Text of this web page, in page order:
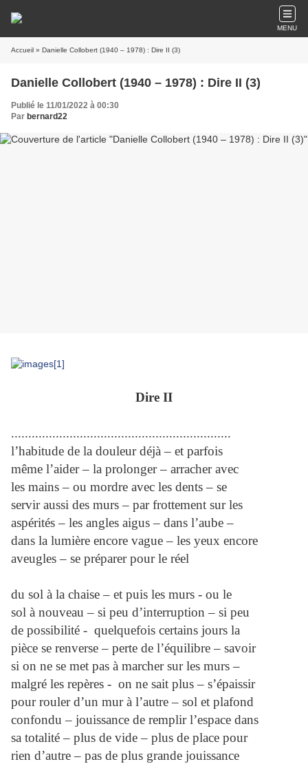
MENU
Accueil » Danielle Collobert (1940 – 1978) : Dire II (3)
Danielle Collobert (1940 – 1978) : Dire II (3)
Publié le 11/01/2022 à 00:30
Par bernard22
Dire II
................................................................
l’habitude de la douleur déjà – et parfois
même l’aider – la prolonger – arracher avec
les mains – ou mordre avec les dents – se
servir aussi des murs – par frottement sur les
aspérités – les angles aigus – dans l’aube –
dans la lumière encore vague – les yeux encore
aveugles – se préparer pour le réel
du sol à la chaise – et puis les murs - ou le
sol à nouveau – si peu d’interruption – si peu
de possibilité - quelquefois certains jours la
pièce se renverse – perte de l’équilibre – savoir
si on ne se met pas à marcher sur les murs –
malgré les repères - on ne sait plus – s’épaissir
pour rouler d’un mur à l’autre – sol et plafond
confondu – jouissance de remplir l’espace dans
sa totalité – plus de vide – plus de place pour
rien d’autre – pas de plus grande jouissance